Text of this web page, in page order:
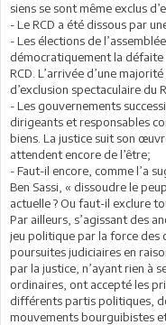
siens se sont même exclus
- Le RCD a été dissous par
- Les élections de
démocratiquement la
RCD. L’arrivée d’une
d’exclusion spectaculaire du
- Les gouvernements
dirigeants et responsables
biens. La justice suit son
attendent encore de l’être;
- Faut-il encore, comme l’a
Ben Sassi, « dissoudre le
actuelle ? Ou faut-il exclure
Par ailleurs, s’agissant des
jeu politique par la force des
poursuites judiciaires en
par la justice, n’ayant rien à
ordinaires, ont accepté les
différents partis politiques,
mouvements bourguibistes